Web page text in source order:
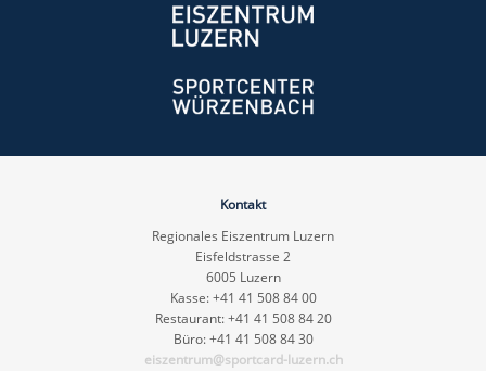
Kontakt
Regionales Eiszentrum Luzern
Eisfeldstrasse 2
6005 Luzern
Kasse: +41 41 508 84 00
Restaurant: +41 41 508 84 20
Büro: +41 41 508 84 30
eiszentrum@sportcard-luzern.ch